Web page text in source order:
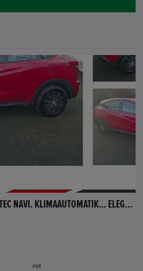
HONDA HR-V 1.6 I-DTEC NAVI. KLIMAAUTOMATIK... ELEGANCE
rot